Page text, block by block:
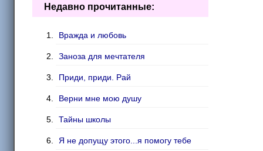
Недавно прочитанные:
Вражда и любовь
Заноза для мечтателя
Приди, приди. Рай
Верни мне мою душу
Тайны школы
Я не допущу этого...я помогу тебе